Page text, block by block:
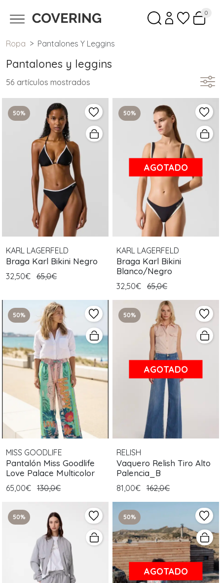
0
Ropa Pantalones Y Leggins
Pantalones y leggins
56 artículos mostrados
50%
KARL LAGERFELD
Braga Karl Bikini Negro
32,50€ 65,0€
50%
AGOTADO
KARL LAGERFELD
Braga Karl Bikini
Blanco/Negro
32,50€ 65,0€
50%
MISS GOODLIFE
Pantalón Miss Goodlife
Love Palace Multicolor
65,00€ 130,0€
50%
AGOTADO
RELISH
Vaquero Relish Tiro Alto
Palencia_B
81,00€ 162,0€
50% 50%
AGOTADO